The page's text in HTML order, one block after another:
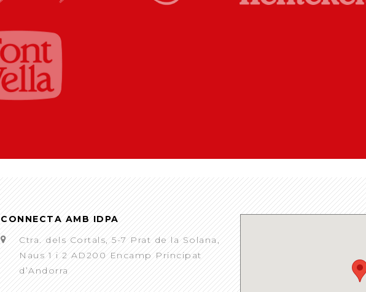
CONNECTA AMB IDPA
Ctra. dels Cortals, 5-7 Prat de la Solana,
Naus 1 i 2 AD200 Encamp Principat
d’Andorra